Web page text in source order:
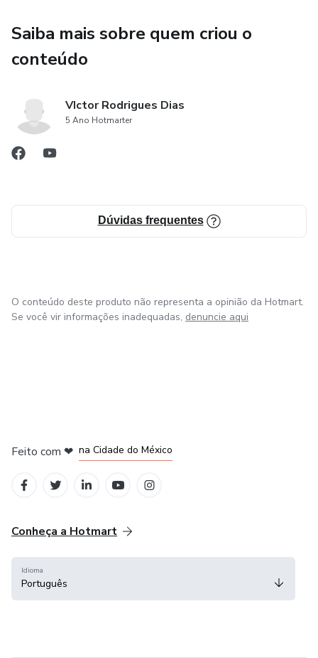
Saiba mais sobre quem criou o
conteúdo
VIctor Rodrigues Dias
5 Ano Hotmarter
Dúvidas frequentes
O conteúdo deste produto não representa a opinião da Hotmart.
Se você vir informações inadequadas, denuncie aqui
Feito com ❤ na Cidade do México
Conheça a Hotmart
Idioma
Português